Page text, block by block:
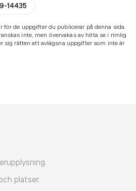
14435
för de uppgifter du publicerar på denna sida.
inte, men övervakas av hitta.se i rimlig
sig rätten att avlägsna uppgifter som inte är
platser.